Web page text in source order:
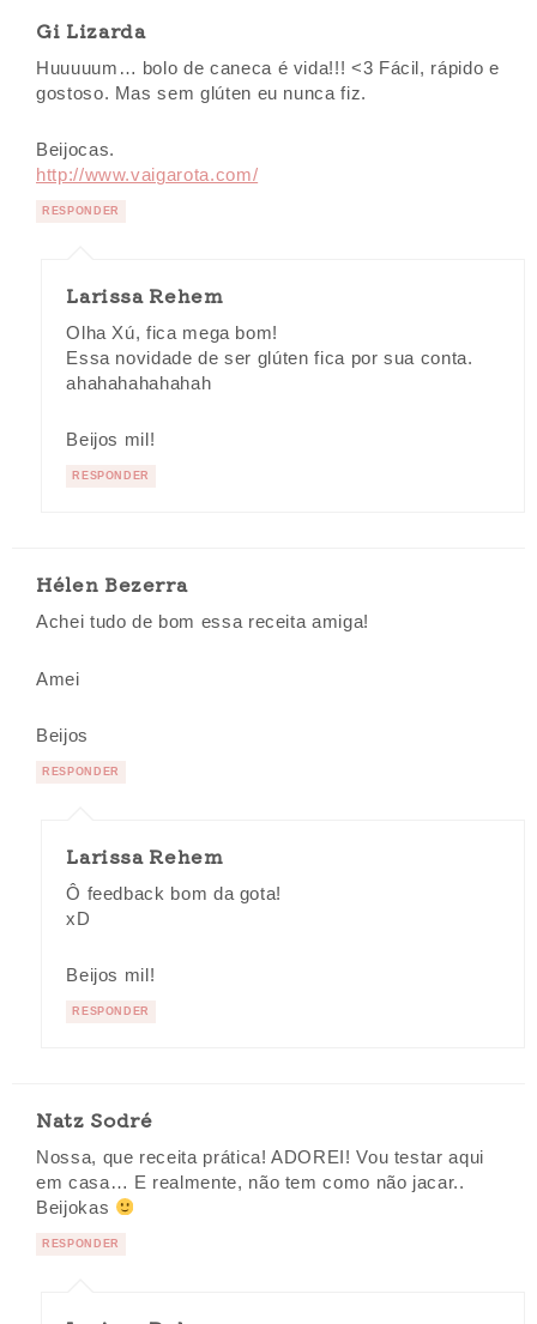
Gi Lizarda
Huuuuum… bolo de caneca é vida!!! <3 Fácil, rápido e
gostoso. Mas sem glúten eu nunca fiz.
Beijocas.
http://www.vaigarota.com/
RESPONDER
Larissa Rehem
Olha Xú, fica mega bom!
Essa novidade de ser glúten fica por sua conta.
ahahahahahahah
Beijos mil!
RESPONDER
Hélen Bezerra
Achei tudo de bom essa receita amiga!
Amei
Beijos
RESPONDER
Larissa Rehem
Ô feedback bom da gota!
xD
Beijos mil!
RESPONDER
Natz Sodré
Nossa, que receita prática! ADOREI! Vou testar aqui
em casa… E realmente, não tem como não jacar..
Beijokas
RESPONDER